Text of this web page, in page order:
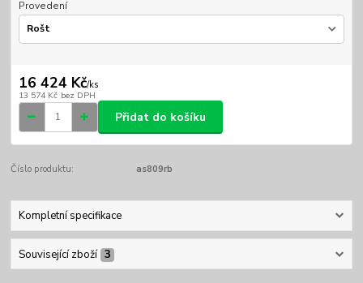
Provedení
16 424 Kč/ks
13 574 Kč bez DPH
Přidat do košíku
Číslo produktu: as809rb
Kompletní specifikace
Související zboží 3